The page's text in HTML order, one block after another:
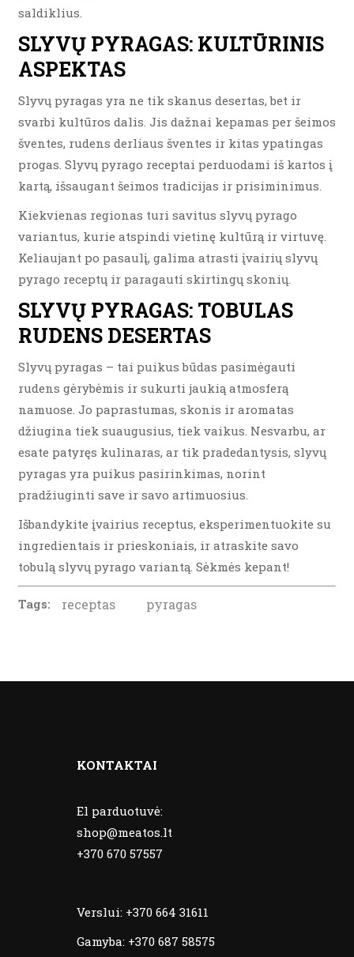
saldiklius.
SLYVŲ PYRAGAS: KULTŪRINIS
ASPEKTAS
Slyvų pyragas yra ne tik skanus desertas, bet ir
svarbi kultūros dalis. Jis dažnai kepamas per šeimos
šventes, rudens derliaus šventes ir kitas ypatingas
progas. Slyvų pyrago receptai perduodami iš kartos į
kartą, išsaugant šeimos tradicijas ir prisiminimus.
Kiekvienas regionas turi savitus slyvų pyrago
variantus, kurie atspindi vietinę kultūrą ir virtuvę.
Keliaujant po pasaulį, galima atrasti įvairių slyvų
pyrago receptų ir paragauti skirtingų skonių.
SLYVŲ PYRAGAS: TOBULAS
RUDENS DESERTAS
Slyvų pyragas – tai puikus būdas pasimėgauti
rudens gėrybėmis ir sukurti jaukią atmosferą
namuose. Jo paprastumas, skonis ir aromatas
džiugina tiek suaugusius, tiek vaikus. Nesvarbu, ar
esate patyręs kulinaras, ar tik pradedantysis, slyvų
pyragas yra puikus pasirinkimas, norint
pradžiuginti save ir savo artimuosius.
Išbandykite įvairius receptus, eksperimentuokite su
ingredientais ir prieskoniais, ir atraskite savo
tobulą slyvų pyrago variantą. Sėkmės kepant!
Tags: receptas pyragas
KONTAKTAI
El parduotuvė:
shop@meatos.lt
+370 670 57557
Verslui: +370 664 31611
Gamyba: +370 687 58575